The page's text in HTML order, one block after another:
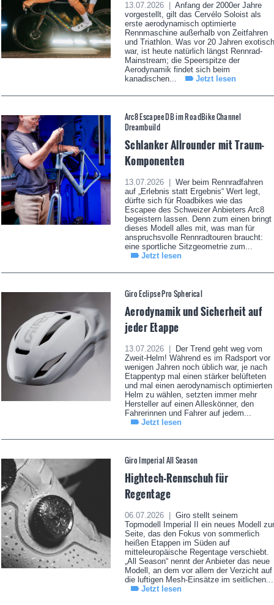
13.07.2026 |
Anfang der 2000er Jahre
vorgestellt, gilt das Cervélo Soloist als
erste aerodynamisch optimierte
Rennmaschine außerhalb von Zeitfahren
und Triathlon. Was vor 20 Jahren exotisch
war, ist heute natürlich längst Rennrad-
Mainstream; die Speerspitze der
Aerodynamik findet sich beim
kanadischen...
Jetzt lesen
Arc8 Escapee DB im RoadBike Channel
Dreambuild
Schlanker Allrounder mit Traum-
Komponenten
13.07.2026 |
Wer beim Rennradfahren
auf „Erlebnis statt Ergebnis“ Wert legt,
dürfte sich für Roadbikes wie das
Escapee des Schweizer Anbieters Arc8
begeistern lassen. Denn zum einen bringt
dieses Modell alles mit, was man für
anspruchsvolle Rennradtouren braucht:
eine sportliche Sitzgeometrie zum...
Jetzt lesen
Giro Eclipse Pro Spherical
Aerodynamik und Sicherheit auf
jeder Etappe
13.07.2026 |
Der Trend geht weg vom
Zweit-Helm! Während es im Radsport vor
wenigen Jahren noch üblich war, je nach
Etappentyp mal einen stärker belüfteten
und mal einen aerodynamisch optimierten
Helm zu wählen, setzten immer mehr
Hersteller auf einen Alleskönner, den
Fahrerinnen und Fahrer auf jedem...
Jetzt lesen
Giro Imperial All Season
Hightech-Rennschuh für
Regentage
06.07.2026 |
Giro stellt seinem
Topmodell Imperial II ein neues Modell zur
Seite, das den Fokus von sommerlich
heißen Etappen im Süden auf
mitteleuropäische Regentage verschiebt.
„All Season“ nennt der Anbieter das neue
Modell, an dem vor allem der Verzicht auf
die luftigen Mesh-Einsätze im seitlichen...
Jetzt lesen